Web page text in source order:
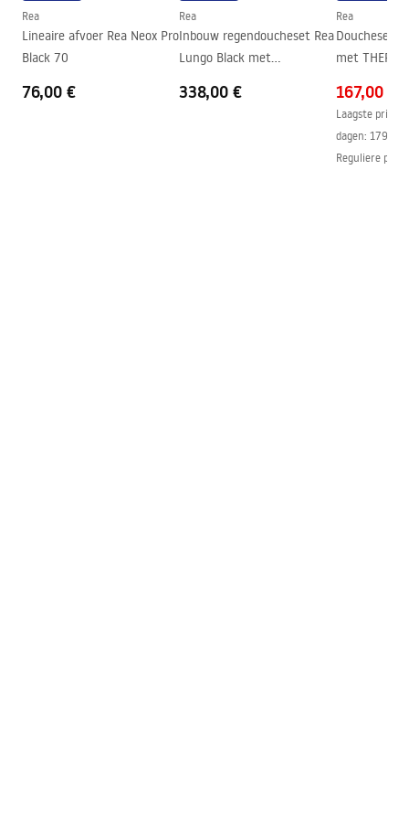
Garantie
Easy Clean-coating
Ja, aan één kant van het glas
Rea
Lineaire afvoer Rea Neox Pro
Black 70
76,00 €
Rea
Inbouw regendoucheset Rea
Lungo Black met
338,00 €
Rea
Doucheset
met
167,00 €
Laagste prijs
dagen: 179,00
Reguliere prijs